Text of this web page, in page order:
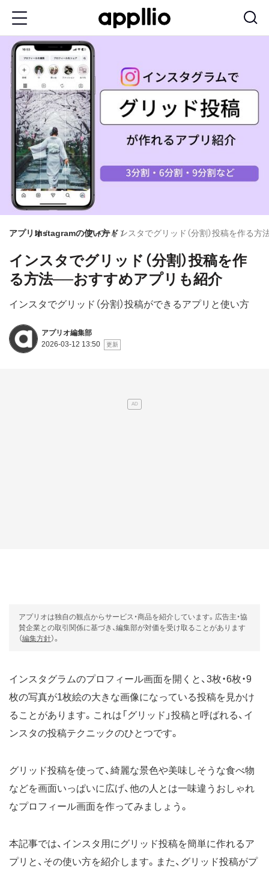
アプリオInstagramの使い方
フィードインスタでグリッド（分割）投稿を作る
インスタでグリッド（分割）投稿を作
る方法──おすすめアプリも紹介
インスタでグリッド（分割）投稿ができるアプリと使い方
アプリオ編集部
2026-03-12 13:50
アプリオは独自の観点からサービス・商品を紹介しています。広告主・協
賛企業との取引関係に基づき、編集部が対価を受け取ることがあります
（編集方針）。
インスタグラムのプロフィール画面を開くと、3枚・6枚・9
枚の写真が1枚絵の大きな画像になっている投稿を見かけ
ることがあります。これは「グリッド」投稿と呼ばれる、イ
ンスタの投稿テクニックのひとつです。
グリッド投稿を使って、綺麗な景色や美味しそうな食べ物
などを画面いっぱいに広げ、他の人とは一味違うおしゃれ
なプロフィール画面を作ってみましょう。
本記事では、インスタ用にグリッド投稿を簡単に作れるア
プリと、その使い方を紹介します。また、グリッド投稿がプ